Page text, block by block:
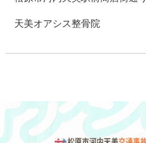
天美オアシス整骨院